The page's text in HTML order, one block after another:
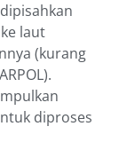
laut
(kurang
diproses